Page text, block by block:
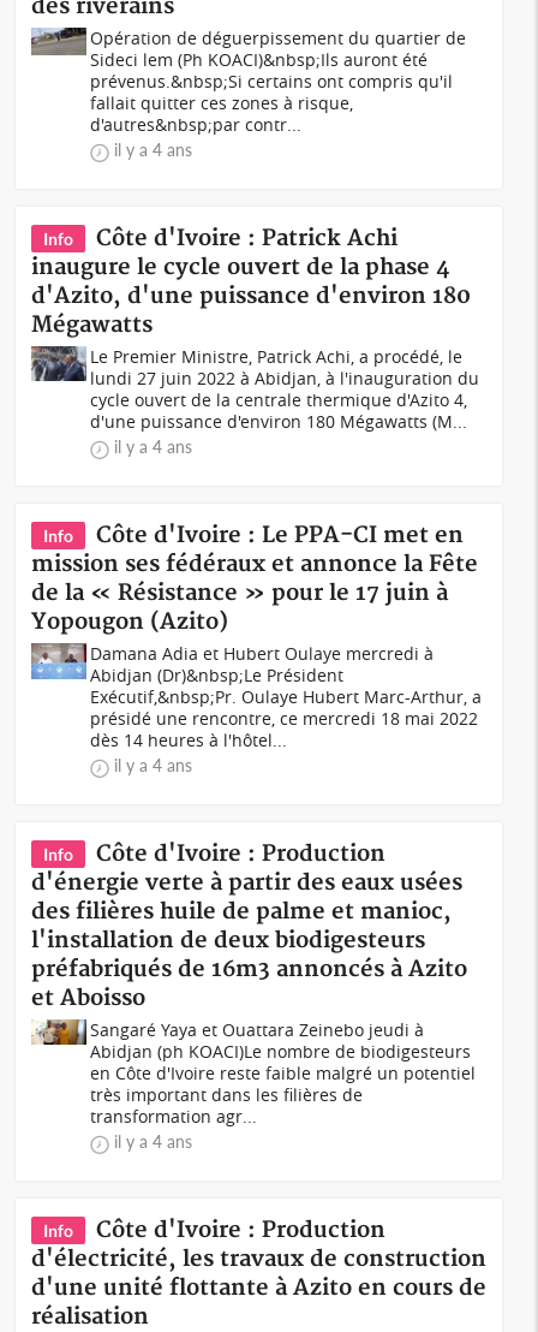
des riverains
Opération de déguerpissement du quartier de
Sideci lem (Ph KOACI)&nbsp;Ils auront été
prévenus.&nbsp;Si certains ont compris qu'il
fallait quitter ces zones à risque,
d'autres&nbsp;par contr...
il y a 4 ans
Info
Côte d'Ivoire : Patrick Achi
inaugure le cycle ouvert de la phase 4
d'Azito, d'une puissance d'environ 180
Mégawatts
Le Premier Ministre, Patrick Achi, a procédé, le
lundi 27 juin 2022 à Abidjan, à l'inauguration du
cycle ouvert de la centrale thermique d'Azito 4,
d'une puissance d'environ 180 Mégawatts (M...
il y a 4 ans
Info
Côte d'Ivoire : Le PPA-CI met en
mission ses fédéraux et annonce la Fête
de la « Résistance » pour le 17 juin à
Yopougon (Azito)
Damana Adia et Hubert Oulaye mercredi à
Abidjan (Dr)&nbsp;Le Président
Exécutif,&nbsp;Pr. Oulaye Hubert Marc-Arthur, a
présidé une rencontre, ce mercredi 18 mai 2022
dès 14 heures à l'hôtel...
il y a 4 ans
Info
Côte d'Ivoire : Production
d'énergie verte à partir des eaux usées
des filières huile de palme et manioc,
l'installation de deux biodigesteurs
préfabriqués de 16m3 annoncés à Azito
et Aboisso
Sangaré Yaya et Ouattara Zeinebo jeudi à
Abidjan (ph KOACI)Le nombre de biodigesteurs
en Côte d'Ivoire reste faible malgré un potentiel
très important dans les filières de
transformation agr...
il y a 4 ans
Info
Côte d'Ivoire : Production
d'électricité, les travaux de construction
d'une unité flottante à Azito en cours de
réalisation